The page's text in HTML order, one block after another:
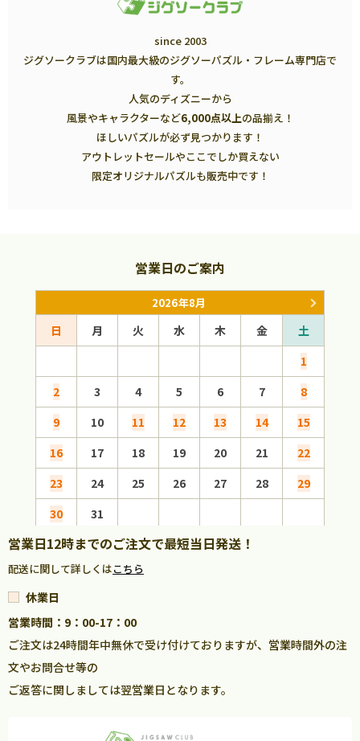
since 2003
ジグソークラブは国内最大級のジグソーパズル・フレーム専門店で
す。
人気のディズニーから
風景やキャラクターなど6,000点以上の品揃え！
ほしいパズルが必ず見つかります！
アウトレットセールやここでしか買えない
限定オリジナルパズルも販売中です！
営業日のご案内
2026年8月
日 月 火 水 木 金
土
1
2
3 4 5 6 7
8
9
10 11 12 13 14
15
16
17 18 19 20 21
22
23
24 25 26 27 28
29
30
31
営業日12時までのご注文で最短当日発送！
配送に関して詳しくはこちら
休業日
営業時間：9：00-17：00
ご注文は24時間年中無休で受け付けておりますが、営業時間外の注
文やお問合せ等の
ご返答に関しましては翌営業日となります。